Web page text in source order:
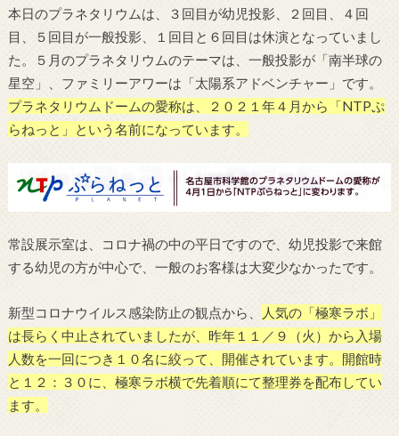
本日のプラネタリウムは、３回目が幼児投影、２回目、４回
目、５回目が一般投影、１回目と６回目は休演となっていまし
た。５月のプラネタリウムのテーマは、一般投影が「南半球の
星空」、ファミリーアワーは「太陽系アドベンチャー」です。
プラネタリウムドームの愛称は、２０２１年４月から「NTPぷ
らねっと」という名前になっています。
常設展示室は、コロナ禍の中の平日ですので、幼児投影で来館
する幼児の方が中心で、一般のお客様は大変少なかったです。
新型コロナウイルス感染防止の観点から、
人気の「極寒ラボ」
は長らく中止されていましたが、昨年１１／９（火）から入場
人数を一回につき１０名に絞って、開催されています。開館時
と１２：３０に、極寒ラボ横で先着順にて整理券を配布してい
ます。